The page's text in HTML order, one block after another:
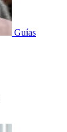
Guías